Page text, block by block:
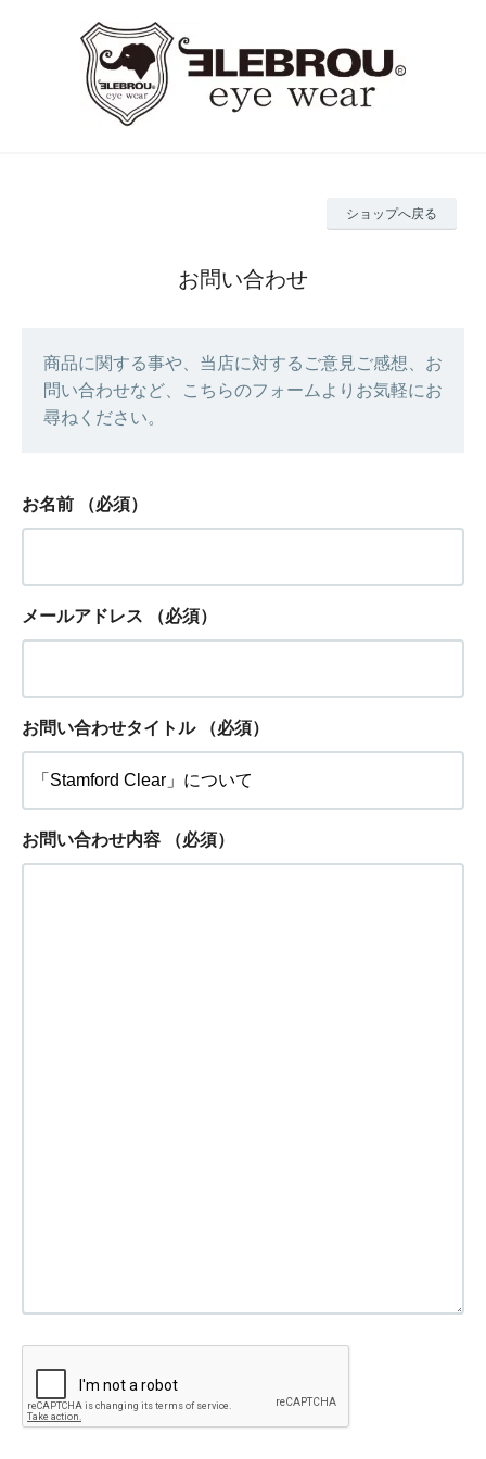
ショップへ戻る
お問い合わせ
商品に関する事や、当店に対するご意見ご感想、お
問い合わせなど、こちらのフォームよりお気軽にお
尋ねください。
お名前 （必須）
メールアドレス （必須）
お問い合わせタイトル （必須）
お問い合わせ内容 （必須）